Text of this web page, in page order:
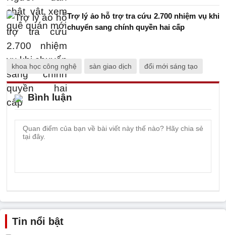
Trợ lý ảo hỗ trợ tra cứu 2.700 nhiệm vụ khi
chuyển sang chính quyền hai cấp
khoa học công nghệ sàn giao dịch đổi mới sáng tạo
Bình luận
Tin nổi bật